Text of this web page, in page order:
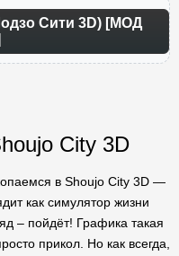
Сити 3D) [МОД
City 3D
в Shoujo City 3D —
как симулятор жизни
– пойдёт! Графика такая
прикол. Но как всегда,